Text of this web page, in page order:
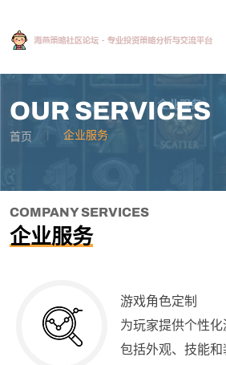
OUR SERVICES
首页 企业服务
COMPANY SERVICES
企业服务
游戏角色定制
为玩家提供个性化
包括外观、技能和